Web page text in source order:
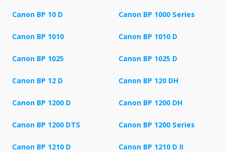
Canon BP 10 D Canon BP 1000 Series
Canon BP 1010 Canon BP 1010 D
Canon BP 1025 Canon BP 1025 D
Canon BP 12 D Canon BP 120 DH
Canon BP 1200 D Canon BP 1200 DH
Canon BP 1200 DTS Canon BP 1200 Series
Canon BP 1210 D Canon BP 1210 D II